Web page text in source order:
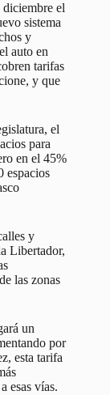
el
sistema
y
auto en
tarifas
y que
el
para
en el 45%
espacios
y
Libertador,
las zonas
un
por
esta tarifa
esas vías.